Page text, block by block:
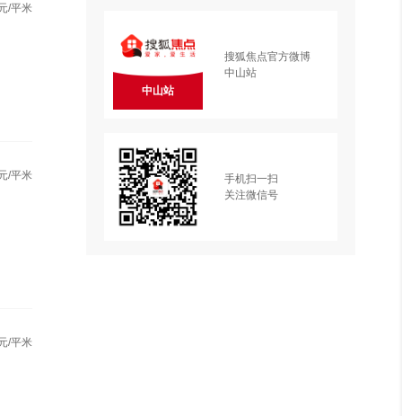
/平米
/平米
/平米
中山站
搜狐焦点官方微博
中山站
手机扫一扫
关注微信号